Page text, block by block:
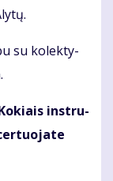
su ko­lek­ty­
in­stru­